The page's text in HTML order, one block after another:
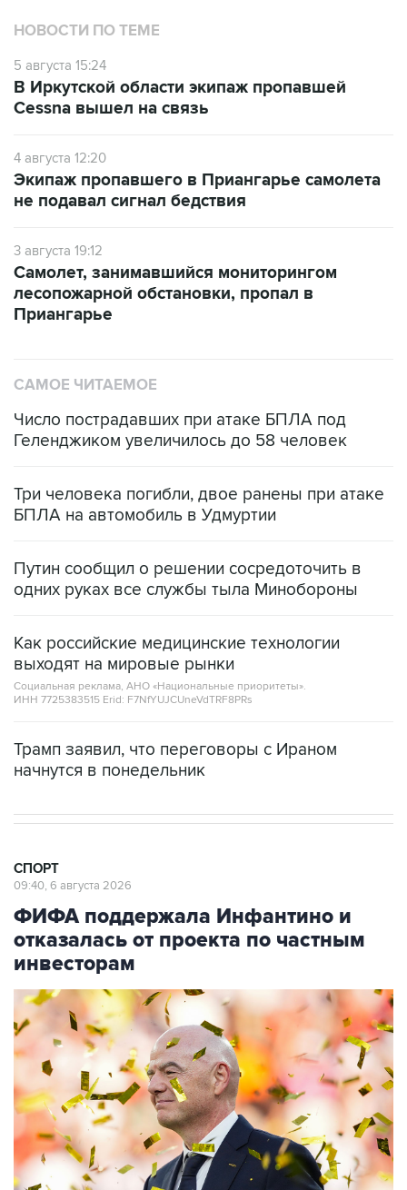
НОВОСТИ ПО ТЕМЕ
5 августа 15:24
В Иркутской области экипаж пропавшей
Cessna вышел на связь
4 августа 12:20
Экипаж пропавшего в Приангарье самолета
не подавал сигнал бедствия
3 августа 19:12
Самолет, занимавшийся мониторингом
лесопожарной обстановки, пропал в
Приангарье
САМОЕ ЧИТАЕМОЕ
Число пострадавших при атаке БПЛА под
Геленджиком увеличилось до 58 человек
Три человека погибли, двое ранены при атаке
БПЛА на автомобиль в Удмуртии
Путин сообщил о решении сосредоточить в
одних руках все службы тыла Минобороны
Как российские медицинские технологии
выходят на мировые рынки
Социальная реклама, АНО «Национальные приоритеты».
ИНН 7725383515 Erid: F7NfYUJCUneVdTRF8PRs
Трамп заявил, что переговоры с Ираном
начнутся в понедельник
СПОРТ
09:40, 6 августа 2026
ФИФА поддержала Инфантино и
отказалась от проекта по частным
инвесторам